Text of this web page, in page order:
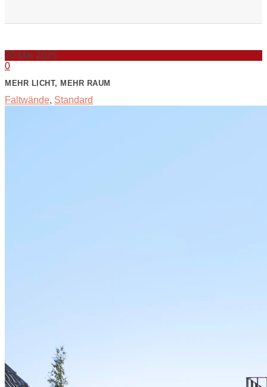
20 Mai 2025
0
MEHR LICHT, MEHR RAUM
Faltwände, Standard